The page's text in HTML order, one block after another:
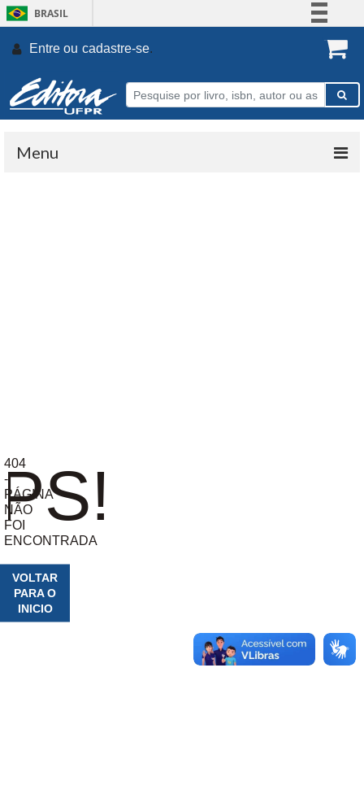
BRASIL
Participe
Entre ou cadastre-se.
Menu
404
-
PÁGINA
NÃO
FOI
ENCONTRADA
VOLTAR
PARA O
INICIO